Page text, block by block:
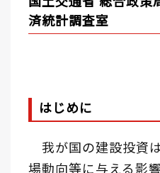
済統計調査室
はじめに
我が国の建設投資
場動向等に与える影